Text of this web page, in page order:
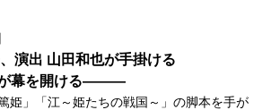
演出 山田和也が手掛ける
が幕を開ける―――
姫」「江～姫たちの戦国～」の脚本を手が